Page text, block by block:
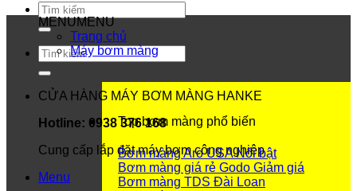
Tìm
kiếm:
Tìm
kiếm:
CỬA HÀNG MÁY BƠM MÀNG HANKE
Hotline: 0938 376 168
Cung cấp lắp đặt máy bơm công nghiệp
Menu
MENUMENU
Trang chủ
Máy bơm màng
Top bơm màng phổ biến
Bơm màng Aro USA
Bơm màng giá rẻ Godo
Bơm màng TDS Đài Loan